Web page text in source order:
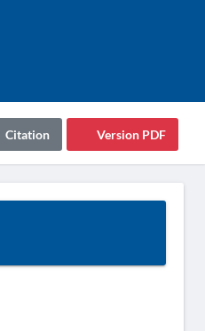
Version PDF
Citation